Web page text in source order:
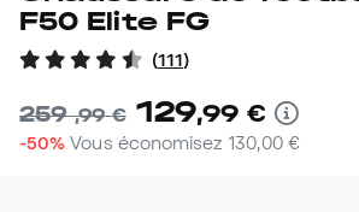
F50 Elite FG
(111)
259,99 € 129,99 €
-50% Vous économisez 130,00 €